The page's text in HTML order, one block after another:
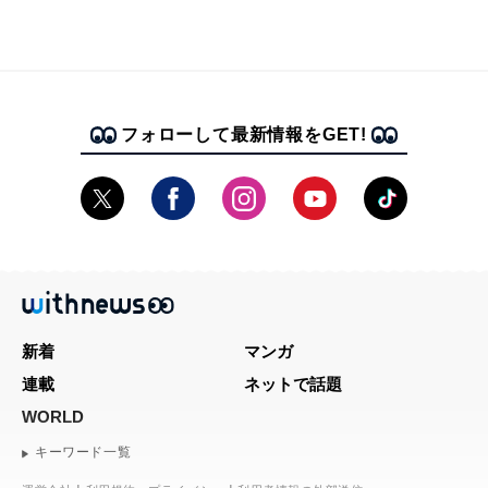
フォローして最新情報をGET!
新着
マンガ
連載
ネットで話題
WORLD
キーワード一覧